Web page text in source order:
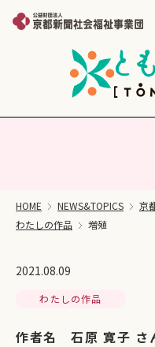
HOME NEWS&TOPICS
京
わたしの作品
増殖
2021.08.09
わたしの作品
作者名 石原 寛子 さ